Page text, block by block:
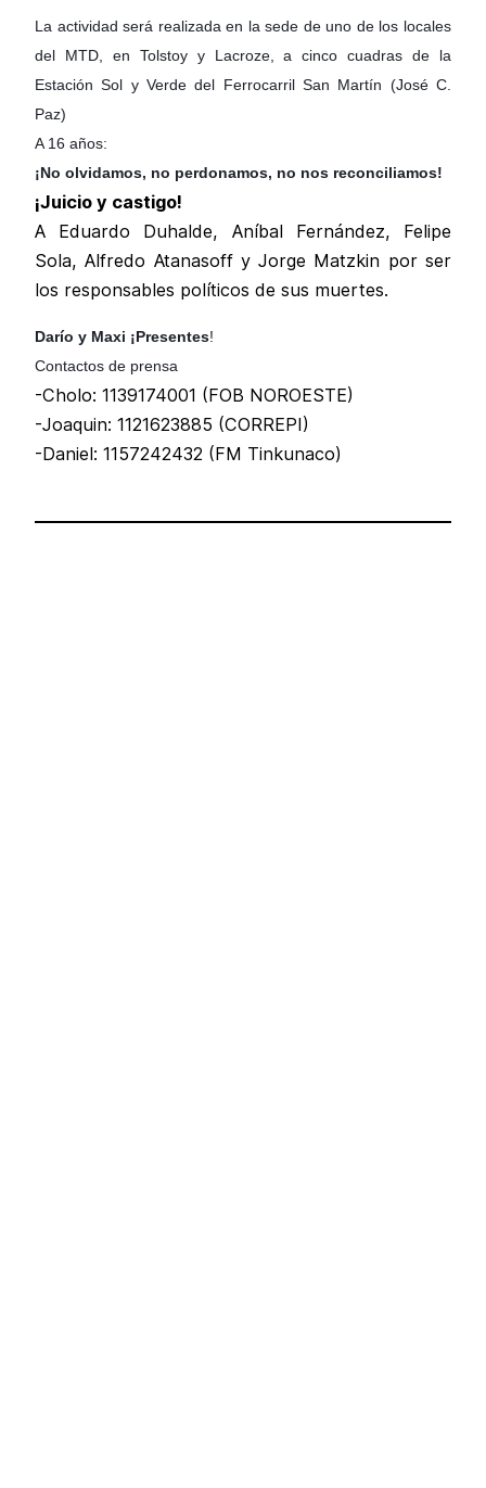
La actividad será realizada en la sede de uno de los locales
del MTD, en Tolstoy y Lacroze, a cinco cuadras de la
Estación Sol y Verde del Ferrocarril San Martín (José C.
Paz)
A 16 años:
¡No olvidamos, no perdonamos, no nos reconciliamos!
¡Juicio y castigo!
A Eduardo Duhalde, Aníbal Fernández, Felipe
Sola, Alfredo Atanasoff y Jorge Matzkin por ser
los responsables políticos de sus muertes.
Darío y Maxi ¡Presentes!
Contactos de prensa
-Cholo: 1139174001 (FOB NOROESTE)
-Joaquin: 1121623885 (CORREPI)
-Daniel: 1157242432 (FM Tinkunaco)